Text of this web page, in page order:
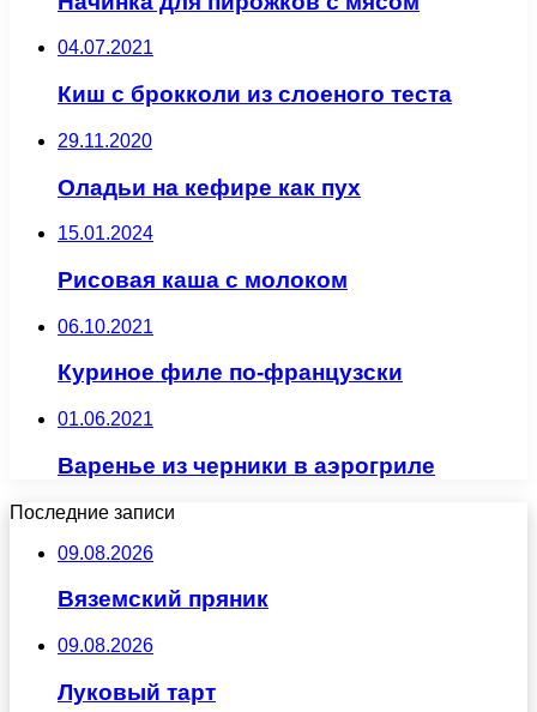
04.07.2021
Киш с брокколи из слоеного теста
29.11.2020
Оладьи на кефире как пух
15.01.2024
Рисовая каша с молоком
06.10.2021
Куриное филе по-французски
01.06.2021
Варенье из черники в аэрогриле
Последние записи
09.08.2026
Вяземский пряник
09.08.2026
Луковый тарт